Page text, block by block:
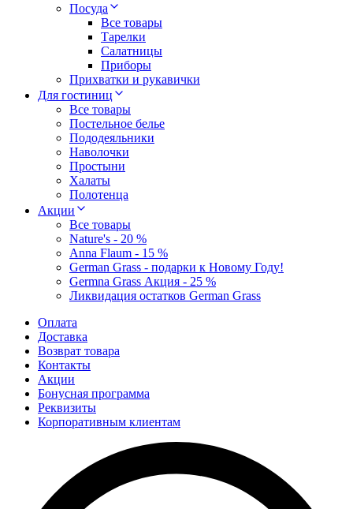
Посуда
Все товары
Тарелки
Салатницы
Приборы
Прихватки и рукавички
Для гостиниц
Все товары
Постельное белье
Пододеяльники
Наволочки
Простыни
Халаты
Полотенца
Акции
Все товары
Nature's - 20 %
Anna Flaum - 15 %
German Grass - подарки к Новому Году!
Germna Grass Акция - 25 %
Ликвидация остатков German Grass
Оплата
Доставка
Возврат товара
Контакты
Акции
Бонусная программа
Реквизиты
Корпоративным клиентам